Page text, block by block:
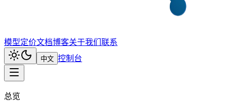
模型定价文档博客关于我们 联系
中文 控制台
总览